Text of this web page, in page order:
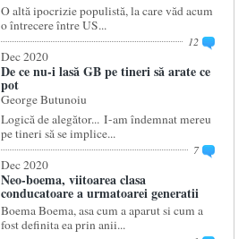
O altă ipocrizie populistă, la care văd acum
o întrecere între US...
12
Dec 2020
De ce nu-i lasă GB pe tineri să arate ce
pot
George Butunoiu
Logică de alegător... I-am îndemnat mereu
pe tineri să se implice...
7
Dec 2020
Neo-boema, viitoarea clasa
conducatoare a urmatoarei generatii
Boema Boema, asa cum a aparut si cum a
fost definita ea prin anii...